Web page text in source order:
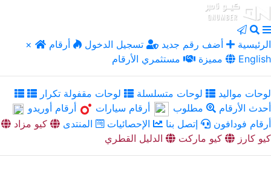
× الرئيسية أضف رقم جديد تسجيل الدخول
أرقام
مميزة
مستثمري الأرقام English
لوحات مواليد لوحات متسلسلة
لوحات مقفولة تكرار
أحدث الأرقام
مطلوب أرقام سيارات
أرقام أوريدو
أرقام فودافون
إتصل بنا الإحصائيات المنتدى
كيو مزاد
كيو كارز
كيو ماركت الدليل القطري